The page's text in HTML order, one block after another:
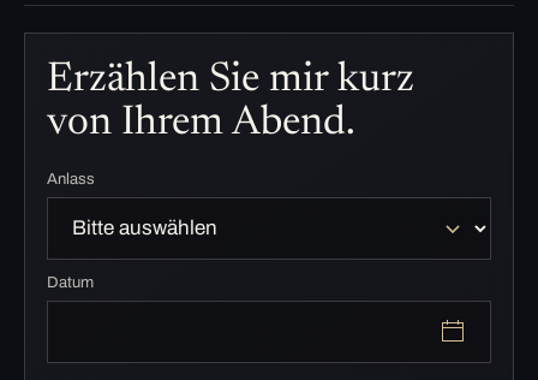
Erzählen Sie mir kurz
von Ihrem Abend.
Anlass
Datum